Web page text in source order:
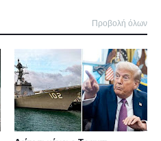
Προβολή όλων